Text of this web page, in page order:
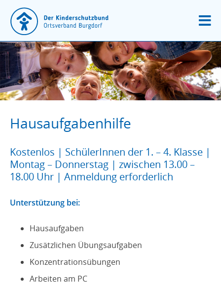
Hausaufgabenhilfe
Kostenlos | SchülerInnen der 1. – 4. Klasse |
Montag – Donnerstag | zwischen 13.00 –
18.00 Uhr | Anmeldung erforderlich
Unterstützung bei:
Hausaufgaben
Zusätzlichen Übungsaufgaben
Konzentrationsübungen
Arbeiten am PC